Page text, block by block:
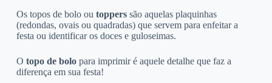
Os topos de bolo ou topperssão aquelas plaquinhas
(redondas, ovais ou quadradas) que servem para enfeitar a
festa ou identificar os doces e guloseimas.
O topo de bolopara imprimir é aquele detalhe que faz a
diferença em sua festa!